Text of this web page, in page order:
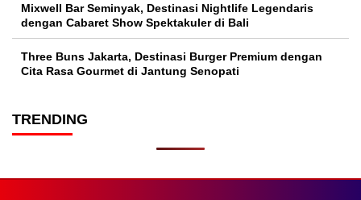
Mixwell Bar Seminyak, Destinasi Nightlife Legendaris
dengan Cabaret Show Spektakuler di Bali
Three Buns Jakarta, Destinasi Burger Premium dengan
Cita Rasa Gourmet di Jantung Senopati
TRENDING